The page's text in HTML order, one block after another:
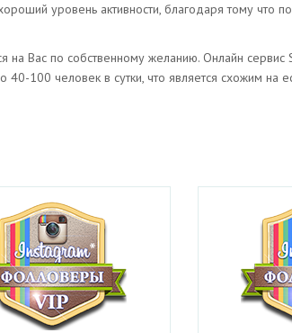
уровень активности, благодаря тому что
Вас по собственному желанию. Онлайн сервис
100 человек в сутки, что является схожим на